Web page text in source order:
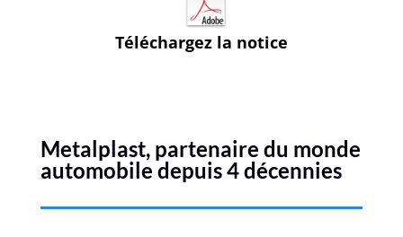
Téléchargez la notice
Metalplast, partenaire du monde
automobile depuis 4 décennies